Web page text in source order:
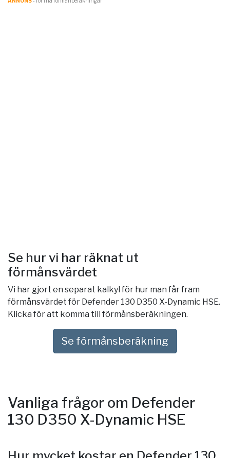
Se hur vi har räknat ut
förmånsvärdet
Vi har gjort en separat kalkyl för hur man får fram
förmånsvärdet för Defender 130 D350 X-Dynamic HSE.
Klicka för att komma till förmånsberäkningen.
Se förmånsberäkning
Vanliga frågor om Defender
130 D350 X-Dynamic HSE